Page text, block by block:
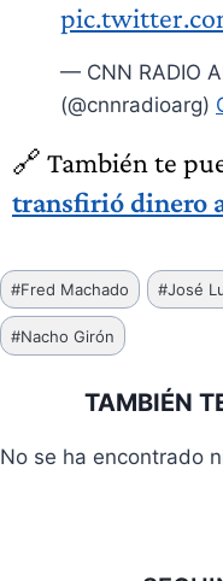
— CNN RADIO
(@cnnradioarg)
🔗 También te
transfirió dinero
Etiquetas
de
la
#Fred Machado #José
#Nacho Girón
TAMBIÉN
No se ha encontrado